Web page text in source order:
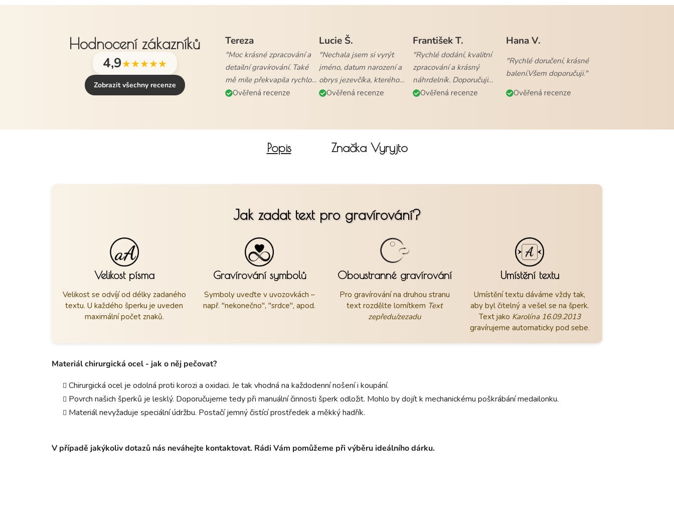
Hodnocení zákazníků
4,9★★★★★
Zobrazit všechny recenze
Tereza
"Moc krásné zpracování a
detailní gravírování. Také
mě mile překvapila rychlost
vyřízení objednávky a
Ověřená recenze
Lucie Š.
"Nechala jsem si vyrýt
jméno, datum narození a
obrys jezevčíka, kterého
mám. Naprostá
Ověřená recenze
František T.
"Rychlé dodání, kvalitní
zpracování a krásný
náhrdelník. Doporučuji
všem."
Ověřená recenze
Hana V.
"Rychlé doručení, krásné
balení.Všem doporučuji."
Ověřená recenze
Popis ZnačkaVyryjto
Jak zadat text pro gravírování?
Velikost písma
Velikost se odvíjí od délky zadaného
textu. U každého šperku je uveden
maximální počet znaků.
Gravírování symbolů
Symboly uveďte v uvozovkách –
např. "nekonečno", "srdce", apod.
Oboustranné gravírování
Pro gravírování na druhou stranu
text rozdělte lomítkem Text
zepředu/zezadu
Umístění textu
Umístění textu dáváme vždy tak,
aby byl čitelný a vešel se na šperk.
Text jako Karolína 16.09.2013
gravírujeme automaticky pod sebe.
Materiál chirurgická ocel - jak o něj pečovat?
Chirurgická ocel je odolná proti korozi a oxidaci. Je tak vhodná na každodenní nošení i koupání.
Povrch našich šperků je lesklý. Doporučujeme tedy při manuální činnosti šperk odložit. Mohlo by dojít k mechanickému poškrábání medailonku.
Materiál nevyžaduje speciální údržbu. Postačí jemný čistící prostředek a měkký hadřík.
V případě jakýkoliv dotazů nás neváhejte kontaktovat. Rádi Vám pomůžeme při výběru ideálního dárku.